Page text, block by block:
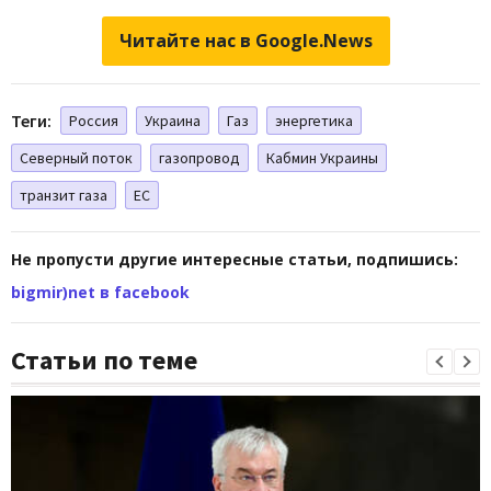
Читайте нас в Google.News
Теги: Россия Украина Газ
энергетика
Северный поток
газопровод
Кабмин Украины
транзит газа
ЕС
Не пропусти другие интересные статьи, подпишись:
bigmir)net в facebook
Статьи по теме